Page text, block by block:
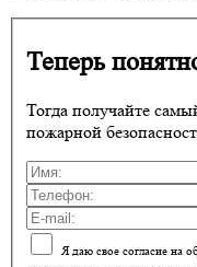
Теперь
Тогда получайте
пожарной
Я даю свое согласие на